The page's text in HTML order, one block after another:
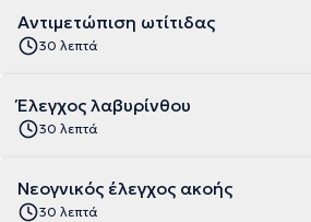
Αντιμετώπιση ωτίτιδας
30 λεπτά
Έλεγχος λαβυρίνθου
30 λεπτά
Νεογνικός έλεγχος ακοής
30 λεπτά